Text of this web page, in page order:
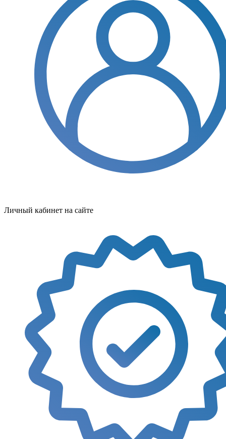
Личный кабинет на сайте